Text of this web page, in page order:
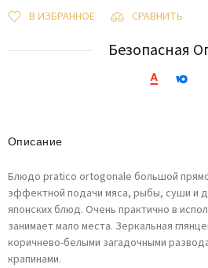
В ИЗБРАННОЕ СРАВНИТЬ
Безопасная
Описание
Блюдо pratico ortogonale большой
эффектной подачи мяса, рыбы, суши и
японских блюд. Очень практично в
занимает мало места. Зеркальная
коричнево-белыми загадочными
крапинами.